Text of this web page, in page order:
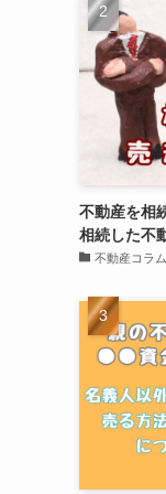
不動産を相
相続した不
不動産コラム